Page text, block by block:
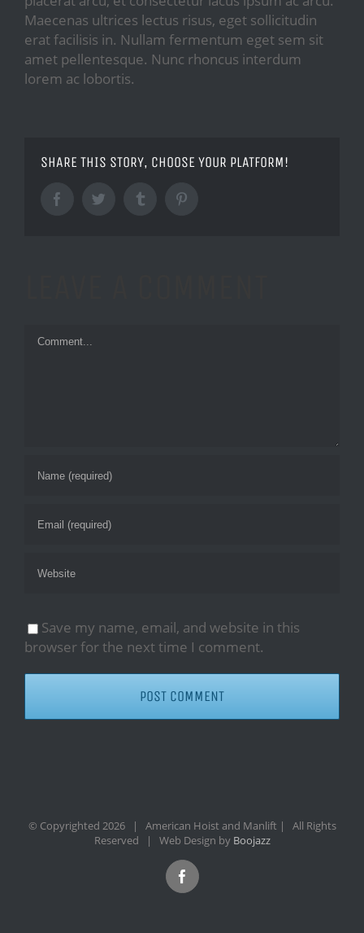
Maecenas ultrices lectus risus, eget sollicitudin
erat facilisis in. Nullam fermentum eget sem sit
amet pellentesque. Nunc rhoncus interdum
lorem ac lobortis.
SHARE THIS STORY, CHOOSE YOUR PLATFORM!
FacebookTwitter Tumblr
Comment
Save my name, email, and website in this
browser for the next time I comment.
© Copyrighted 2026 | American Hoist and Manlift | All Rights
Reserved | Web Design by Boojazz
Facebook